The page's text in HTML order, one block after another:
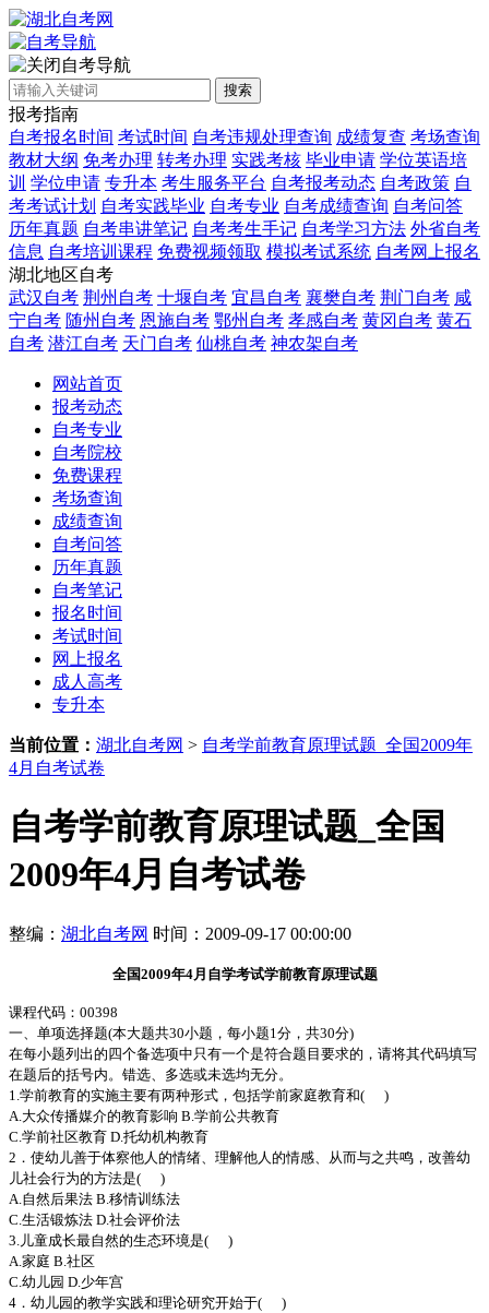
自考导航
搜索
报考指南
自考报名时间 考试时间 自考违规处理查询 成绩复查 考场查询
教材大纲 免考办理 转考办理 实践考核 毕业申请 学位英语培
训 学位申请 专升本 考生服务平台 自考报考动态 自考政策 自
考考试计划 自考实践毕业 自考专业 自考成绩查询 自考问答
历年真题 自考串讲笔记 自考考生手记 自考学习方法 外省自考
信息 自考培训课程 免费视频领取 模拟考试系统 自考网上报名
湖北地区自考
武汉自考 荆州自考 十堰自考 宜昌自考 襄樊自考 荆门自考 咸
宁自考 随州自考 恩施自考 鄂州自考 孝感自考 黄冈自考 黄石
自考 潜江自考 天门自考 仙桃自考 神农架自考
网站首页
报考动态
自考专业
自考院校
免费课程
考场查询
成绩查询
自考问答
历年真题
自考笔记
报名时间
考试时间
网上报名
成人高考
专升本
当前位置： 湖北自考网 > 自考学前教育原理试题_全国2009年
4月自考试卷
自考学前教育原理试题_全国
2009年4月自考试卷
整编： 湖北自考网 时间：2009-09-17 00:00:00
全国2009年4月自学考试学前教育原理试题
课程代码：00398
一、单项选择题(本大题共30小题，每小题1分，共30分)
在每小题列出的四个备选项中只有一个是符合题目要求的，请将其代码填写
在题后的括号内。错选、多选或未选均无分。
1.学前教育的实施主要有两种形式，包括学前家庭教育和( )
A.大众传播媒介的教育影响 B.学前公共教育
C.学前社区教育 D.托幼机构教育
2．使幼儿善于体察他人的情绪、理解他人的情感、从而与之共鸣，改善幼
儿社会行为的方法是( )
A.自然后果法 B.移情训练法
C.生活锻炼法 D.社会评价法
3.儿童成长最自然的生态环境是( )
A.家庭 B.社区
C.幼儿园 D.少年宫
4．幼儿园的教学实践和理论研究开始于( )